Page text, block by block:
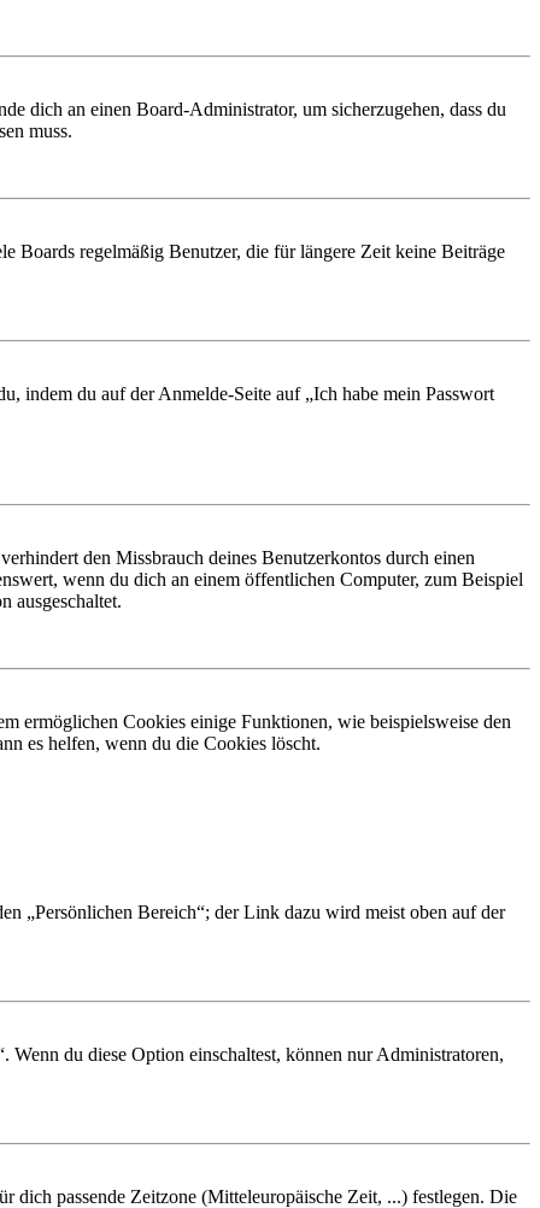
dich an einen Board-Administrator, um sicherzugehen, dass du
muss.
Boards regelmäßig Benutzer, die für längere Zeit keine Beiträge
indem du auf der Anmelde-Seite auf „Ich habe mein Passwort
den Missbrauch deines Benutzerkontos durch einen
wenn du dich an einem öffentlichen Computer, zum Beispiel
ausgeschaltet.
ermöglichen Cookies einige Funktionen, wie beispielsweise den
es helfen, wenn du die Cookies löscht.
„Persönlichen Bereich“; der Link dazu wird meist oben auf der
du diese Option einschaltest, können nur Administratoren,
dich passende Zeitzone (Mitteleuropäische Zeit, ...) festlegen. Die